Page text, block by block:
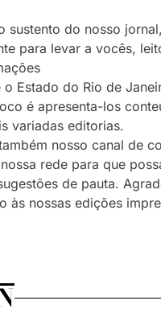
sustento do nosso
para levar a vocês,
Estado do Rio de
é apresenta-los
variadas editorias.
nosso canal de
rede para que
de pauta.
às nossas edições